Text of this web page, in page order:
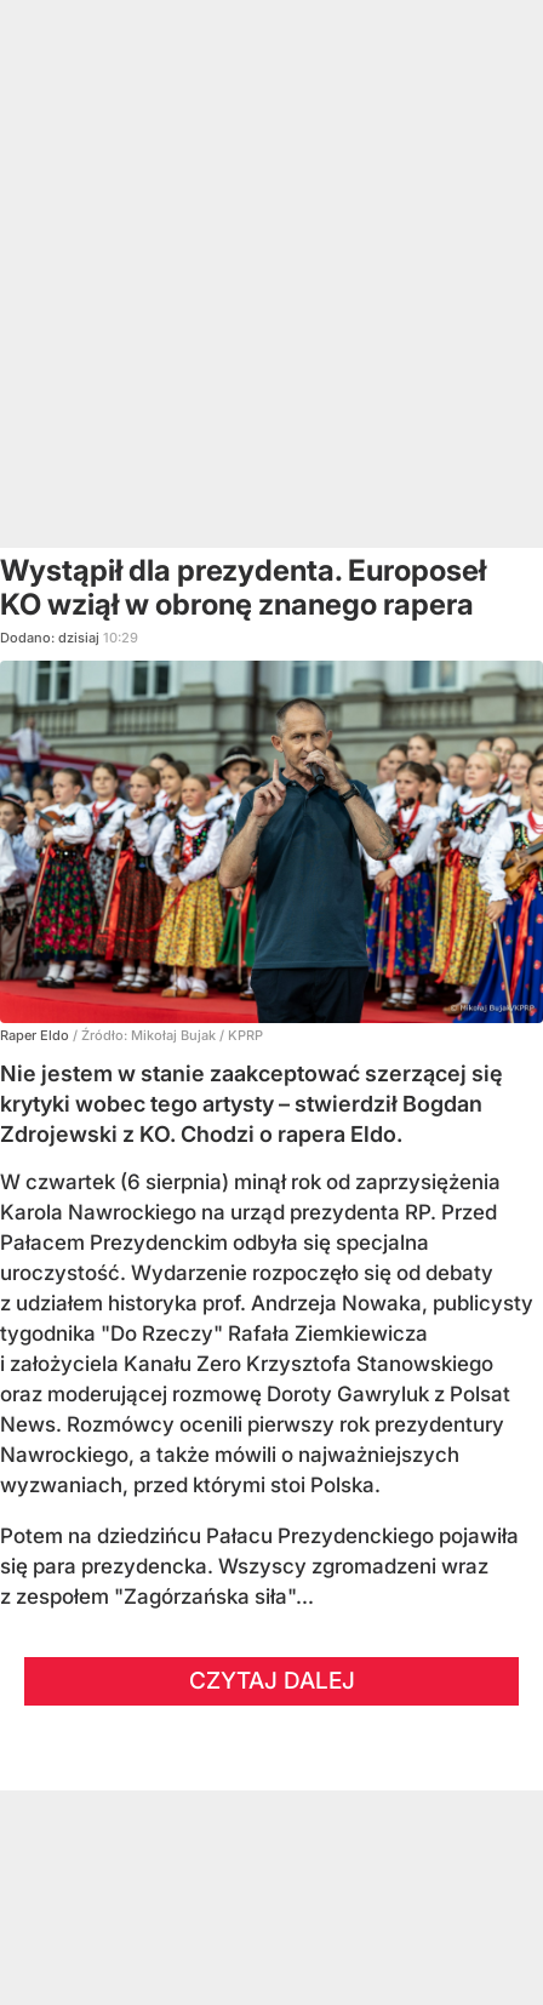
Wystąpił dla prezydenta. Europoseł
KO wziął w obronę znanego rapera
Dodano: dzisiaj 10:29
Raper Eldo / Źródło: Mikołaj Bujak / KPRP
Nie jestem w stanie zaakceptować szerzącej się
krytyki wobec tego artysty – stwierdził Bogdan
Zdrojewski z KO. Chodzi o rapera Eldo.
W czwartek (6 sierpnia) minął rok od zaprzysiężenia
Karola Nawrockiego na urząd prezydenta RP. Przed
Pałacem Prezydenckim odbyła się specjalna
uroczystość. Wydarzenie rozpoczęło się od debaty
z udziałem historyka prof. Andrzeja Nowaka, publicysty
tygodnika "Do Rzeczy" Rafała Ziemkiewicza
i założyciela Kanału Zero Krzysztofa Stanowskiego
oraz moderującej rozmowę Doroty Gawryluk z Polsat
News. Rozmówcy ocenili pierwszy rok prezydentury
Nawrockiego, a także mówili o najważniejszych
wyzwaniach, przed którymi stoi Polska.
Potem na dziedzińcu Pałacu Prezydenckiego pojawiła
się para prezydencka. Wszyscy zgromadzeni wraz
z zespołem "Zagórzańska siła"...
CZYTAJ DALEJ